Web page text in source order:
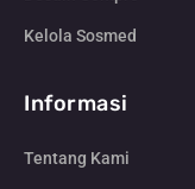
Kelola Sosmed
Informasi
Tentang Kami